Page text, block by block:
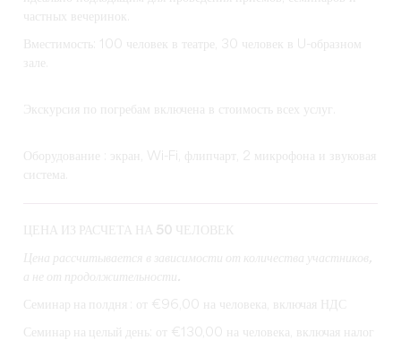
частных вечеринок.
Вместимость: 100 человек в театре, 30 человек в U-образном
зале.
Экскурсия по погребам включена в стоимость всех услуг.
Оборудование : экран, Wi-Fi, флипчарт, 2 микрофона и звуковая
система.
ЦЕНА ИЗ РАСЧЕТА НА 50 ЧЕЛОВЕК
Цена рассчитывается в зависимости от количества участников,
а не от продолжительности.
Семинар на полдня : от €96,00 на человека, включая НДС
Семинар на целый день : от €130,00 на человека, включая налог